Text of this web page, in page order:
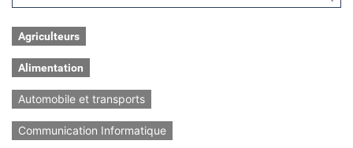
Agriculteurs
Alimentation
Automobile et transports
Communication Informatique